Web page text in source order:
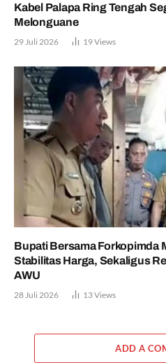
Kabel Palapa Ring Tengah
Melonguane
29 Juli 2026 19Views
Bupati Bersama Forkopimda
Stabilitas Harga, Sekaligus
AWU
28 Juli 2026 13Views
ADD A